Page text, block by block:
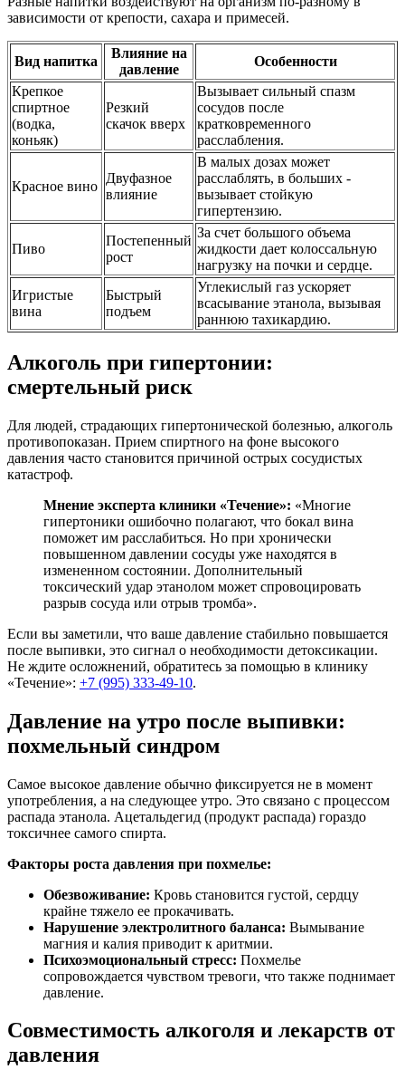
зависимости от крепости, сахара и примесей.
Вид напитка
Влияние на
давление
Особенности
Крепкое
спиртное
(водка,
коньяк)
Резкий
скачок вверх
Вызывает сильный спазм
сосудов после
кратковременного
расслабления.
Красное вино
Двуфазное
влияние
В малых дозах может
расслаблять, в больших -
вызывает стойкую
гипертензию.
Пиво
Постепенный
рост
За счет большого объема
жидкости дает колоссальную
нагрузку на почки и сердце.
Игристые
вина
Быстрый
подъем
Углекислый газ ускоряет
всасывание этанола, вызывая
раннюю тахикардию.
Алкоголь при гипертонии:
смертельный риск
Для людей, страдающих гипертонической болезнью, алкоголь
противопоказан. Прием спиртного на фоне высокого
давления часто становится причиной острых сосудистых
катастроф.
Мнение эксперта клиники «Течение»: «Многие
гипертоники ошибочно полагают, что бокал вина
поможет им расслабиться. Но при хронически
повышенном давлении сосуды уже находятся в
измененном состоянии. Дополнительный
токсический удар этанолом может спровоцировать
разрыв сосуда или отрыв тромба».
Если вы заметили, что ваше давление стабильно повышается
после выпивки, это сигнал о необходимости детоксикации.
Не ждите осложнений, обратитесь за помощью в клинику
«Течение»: +7 (995) 333-49-10.
Давление на утро после выпивки:
похмельный синдром
Самое высокое давление обычно фиксируется не в момент
употребления, а на следующее утро. Это связано с процессом
распада этанола. Ацетальдегид (продукт распада) гораздо
токсичнее самого спирта.
Факторы роста давления при похмелье:
Обезвоживание: Кровь становится густой, сердцу
крайне тяжело ее прокачивать.
Нарушение электролитного баланса: Вымывание
магния и калия приводит к аритмии.
Психоэмоциональный стресс: Похмелье
сопровождается чувством тревоги, что также поднимает
давление.
Совместимость алкоголя и лекарств от
давления